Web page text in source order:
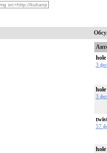
3
3
57